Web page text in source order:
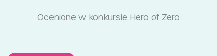
Ocenione w konkursie Hero of Zero